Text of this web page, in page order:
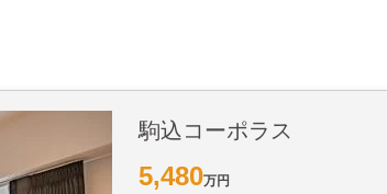
駒込コーポラス
5,480万円